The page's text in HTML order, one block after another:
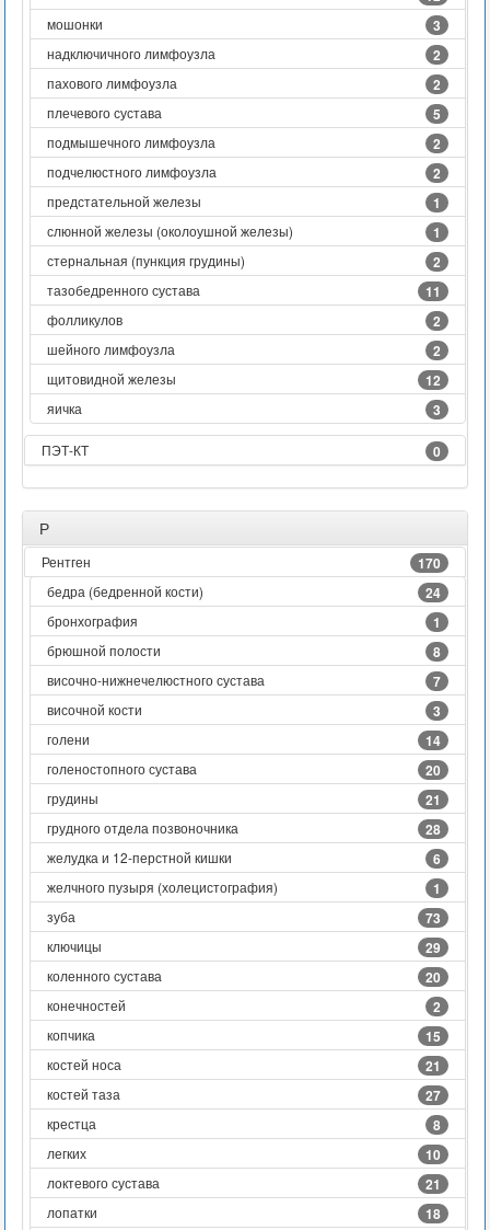
мошонки 3
надключичного лимфоузла 2
пахового лимфоузла 2
плечевого сустава 5
подмышечного лимфоузла 2
подчелюстного лимфоузла 2
предстательной железы 1
слюнной железы (околоушной железы) 1
стернальная (пункция грудины) 2
тазобедренного сустава 11
фолликулов 2
шейного лимфоузла 2
щитовидной железы 12
яичка 3
ПЭТ-КТ 0
Р
Рентген 170
бедра (бедренной кости) 24
бронхография 1
брюшной полости 8
височно-нижнечелюстного сустава 7
височной кости 3
голени 14
голеностопного сустава 20
грудины 21
грудного отдела позвоночника 28
желудка и 12-перстной кишки 6
желчного пузыря (холецистография) 1
зуба 73
ключицы 29
коленного сустава 20
конечностей 2
копчика 15
костей носа 21
костей таза 27
крестца 8
легких 10
локтевого сустава 21
лопатки 18